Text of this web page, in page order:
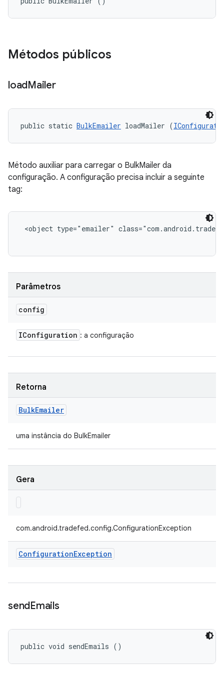
Métodos públicos
loadMailer
public static BulkEmailer loadMailer (
Método auxiliar para carregar o BulkMailer da
configuração. A configuração precisa incluir a seguinte
tag:
<object type="emailer"
Parâmetros
config
IConfiguration : a configuração
Retorna
BulkEmailer
uma instância do BulkEmailer
Gera
com.android.tradefed.config.ConfigurationException
ConfigurationException
sendEmails
public void sendEmails ()